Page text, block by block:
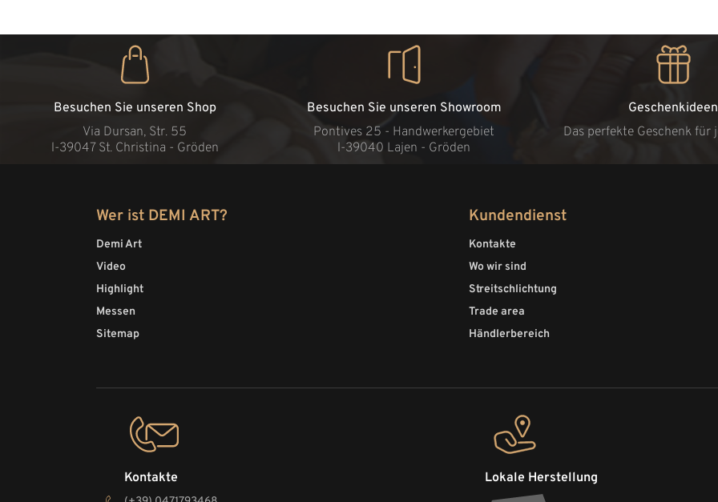
Besuchen Sie unseren Shop
Via Dursan, Str. 55
l-39047 St. Christina - Gröden
Besuchen Sie unseren Showroom
Pontives 25 - Handwerkergebiet
l-39040 Lajen - Gröden
Geschenkideen
Das perfekte Geschenk für
Wer ist DEMI ART?
Demi Art
Video
Highlight
Messen
Sitemap
Kundendienst
Kontakte
Wo wir sind
Streitschlichtung
Trade area
Händlerbereich
Kontakte Lokale Herstellung